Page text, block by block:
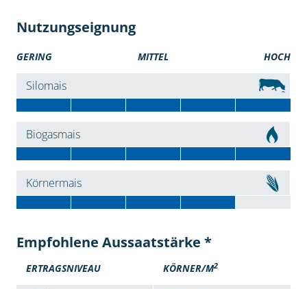
Nutzungseignung
GERING MITTEL HOCH
Silomais
Biogasmais
Körnermais
Empfohlene Aussaatstärke *
ERTRAGSNIVEAU KÖRNER/M2